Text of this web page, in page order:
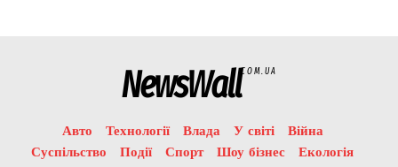
NewsWallCOM.UA
Авто Технології Влада У світі
Війна
Суспільство
Події Спорт Шоу бізнес
Екологія